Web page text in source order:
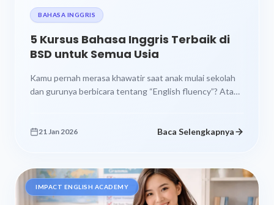
BAHASA INGGRIS
5 Kursus Bahasa Inggris Terbaik di
BSD untuk Semua Usia
Kamu pernah merasa khawatir saat anak mulai sekolah
dan gurunya berbicara tentang “English fluency”? Atau
21 Jan 2026 Baca Selengkapnya
IMPACT ENGLISH ACADEMY